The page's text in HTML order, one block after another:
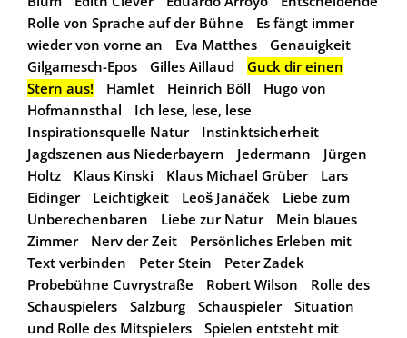
Rolle von Sprache auf der Bühne
Es fängt immer
wieder von vorne an
Eva Matthes
Genauigkeit
Gilgamesch-Epos
Gilles Aillaud
Guck dir einen
Stern aus!
Hamlet Heinrich Böll
Hugo von
Hofmannsthal
Ich lese, lese, lese
Inspirationsquelle Natur
Instinktsicherheit
Jagdszenen aus Niederbayern
Jedermann
Jürgen
Holtz
Klaus Kinski Klaus Michael Grüber
Lars
Eidinger
Leichtigkeit Leoš Janáček
Liebe zum
Unberechenbaren
Liebe zur Natur
Mein blaues
Zimmer
Nerv der Zeit
Persönliches Erleben mit
Text verbinden
Peter Stein
Peter Zadek
Probebühne Cuvrystraße
Robert Wilson
Rolle des
Schauspielers
Salzburg Schauspieler
Situation
und Rolle des Mitspielers
Spielen entsteht mit